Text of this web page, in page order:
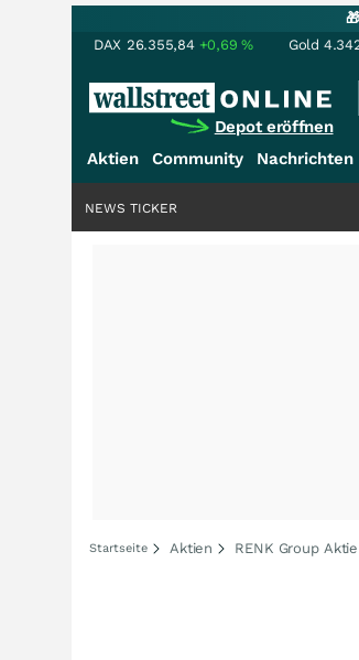
DAX 26.355,84 +0,69% Gold
Depot eröffnen
Aktien Community Nachrichten
NEWS TICKER
Startseite Aktien RENK Group Aktie